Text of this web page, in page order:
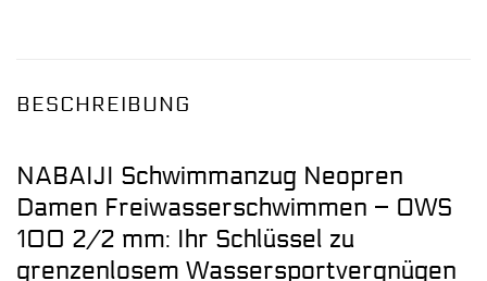
BESCHREIBUNG
NABAIJI Schwimmanzug Neopren
Damen Freiwasserschwimmen – OWS
100 2/2 mm: Ihr Schlüssel zu
grenzenlosem Wassersportvergnügen